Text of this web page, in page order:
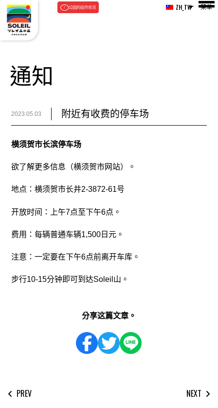
公园的运作状况 ZH_TW 菜单
通知
2023.05.03 附近有收费的停车场
横须贺市长滨停车场
欲了解更多信息（横须贺市网站）。
地点：横须贺市长井2-3872-61号
开放时间：上午7点至下午6点。
费用：每辆普通车辆1,500日元。
注意：一定要在下午6点前离开车库。
步行10-15分钟即可到达Soleil山。
分享这篇文章。
PREV NEXT